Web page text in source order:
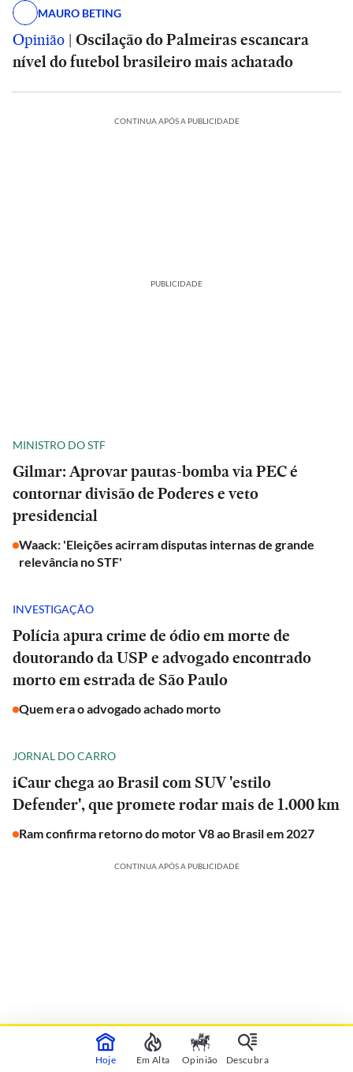
MAURO BETING
Opinião | Oscilação do Palmeiras escancara
nível do futebol brasileiro mais achatado
CONTINUA APÓS A PUBLICIDADE
PUBLICIDADE
MINISTRO DO STF
Gilmar: Aprovar pautas-bomba via PEC é
contornar divisão de Poderes e veto
presidencial
Waack: 'Eleições acirram disputas internas de grande
relevância no STF'
INVESTIGAÇÃO
Polícia apura crime de ódio em morte de
doutorando da USP e advogado encontrado
morto em estrada de São Paulo
Quem era o advogado achado morto
JORNAL DO CARRO
iCaur chega ao Brasil com SUV 'estilo
Defender', que promete rodar mais de 1.000 km
Ram confirma retorno do motor V8 ao Brasil em 2027
CONTINUA APÓS A PUBLICIDADE
Hoje Em Alta Opinião Descubra